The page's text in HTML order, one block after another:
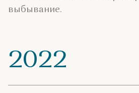
выбывание.
2022